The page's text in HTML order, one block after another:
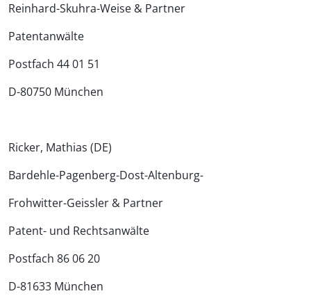
Reinhard-Skuhra-Weise & Partner
Patentanwälte
Postfach 44 01 51
D-80750 München
Ricker, Mathias (DE)
Bardehle-Pagenberg-Dost-Altenburg-
Frohwitter-Geissler & Partner
Patent- und Rechtsanwälte
Postfach 86 06 20
D-81633 München